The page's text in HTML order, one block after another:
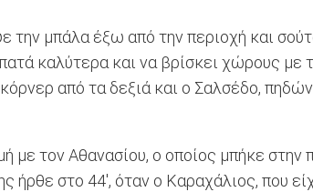
μπάλα έξω από την περιοχή και
καλύτερα και να βρίσκει χώρους με
από τα δεξιά και ο Σαλσέδο,
τον Αθανασίου, ο οποίος μπήκε στην
στο 44', όταν ο Καραχάλιος, που